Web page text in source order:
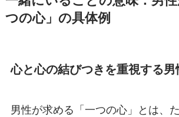
つの心」の具体例
心と心の結びつきを重視する男
男性が求める「一つの心」とは、